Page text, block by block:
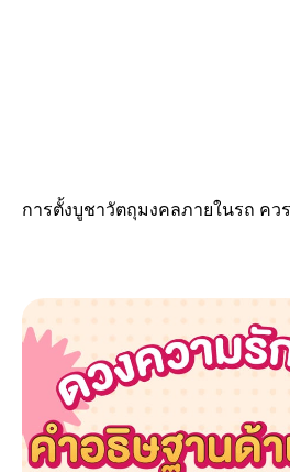
การตั้งบูชาวัตถุมงคลภายในรถ ค